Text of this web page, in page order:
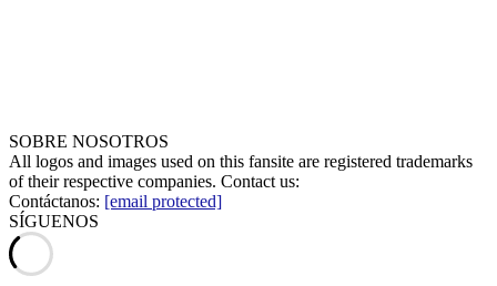
SOBRE NOSOTROS
All logos and images used on this fansite are registered trademarks
of their respective companies. Contact us:
Contáctanos: [email protected]
SÍGUENOS